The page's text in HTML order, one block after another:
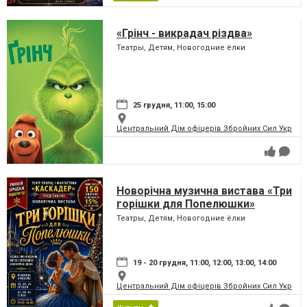
«Грінч - викрадач різдва»
Театры, Детям, Новогодние ёлки
25 грудня, 11:00, 15:00
Центральний Дім офіцерів Збройних Сил
Новорічна музична вистава «Три
горішки для Попелюшки»
Театры, Детям, Новогодние ёлки
19 - 20 грудня, 11:00, 12:00, 13:00, 14:00
Центральний Дім офіцерів Збройних Сил